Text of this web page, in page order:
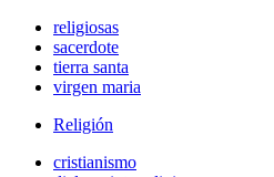
religiosas
sacerdote
tierra santa
virgen maria
Religión
cristianismo